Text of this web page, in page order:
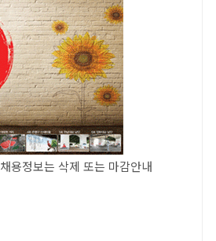
용정보는 삭제 또는 마감안내